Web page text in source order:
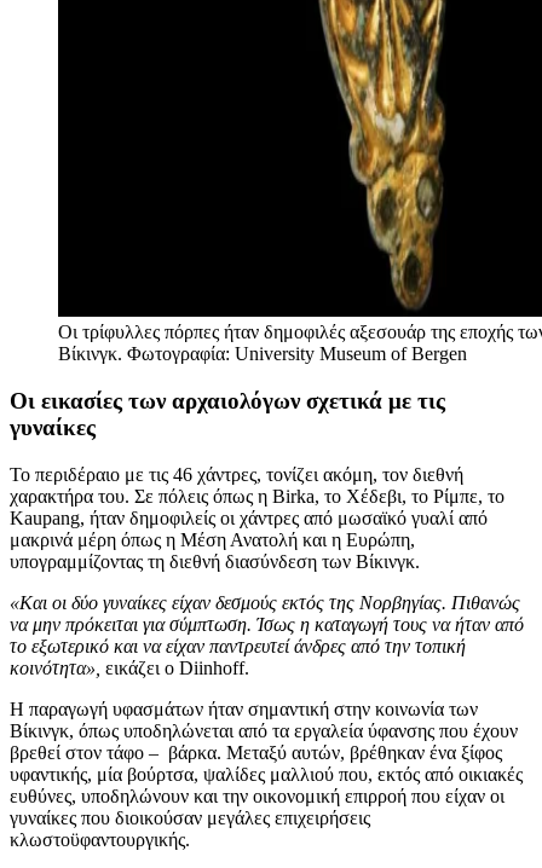
Οι τρίφυλλες πόρπες ήταν δημοφιλές αξεσουάρ της εποχής
Βίκινγκ. Φωτογραφία: University Museum of Bergen
Οι εικασίες των αρχαιολόγων σχετικά με τις
γυναίκες
Το περιδέραιο με τις 46 χάντρες, τονίζει ακόμη, τον διεθνή
χαρακτήρα του. Σε πόλεις όπως η Birka, το Χέδεβι, το Ρίμπε, το
Kaupang, ήταν δημοφιλείς οι χάντρες από μωσαϊκό γυαλί από
μακρινά μέρη όπως η Μέση Ανατολή και η Ευρώπη,
υπογραμμίζοντας τη διεθνή διασύνδεση των Βίκινγκ.
«Και οι δύο γυναίκες είχαν δεσμούς εκτός της Νορβηγίας. Πιθανώς
να μην πρόκειται για σύμπτωση. Ίσως η καταγωγή τους να ήταν από
το εξωτερικό και να είχαν παντρευτεί άνδρες από την τοπική
κοινότητα», εικάζει ο Diinhoff.
Η παραγωγή υφασμάτων ήταν σημαντική στην κοινωνία των
Βίκινγκ, όπως υποδηλώνεται από τα εργαλεία ύφανσης που έχουν
βρεθεί στον τάφο – βάρκα. Μεταξύ αυτών, βρέθηκαν ένα ξίφος
υφαντικής, μία βούρτσα, ψαλίδες μαλλιού που, εκτός από οικιακές
ευθύνες, υποδηλώνουν και την οικονομική επιρροή που είχαν οι
γυναίκες που διοικούσαν μεγάλες επιχειρήσεις
κλωστοϋφαντουργικής.